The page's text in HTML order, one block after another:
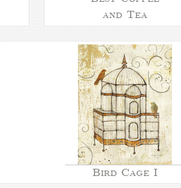
and Tea
Bird Cage I